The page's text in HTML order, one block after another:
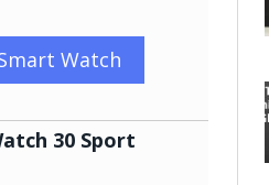
Watch
30 Sport